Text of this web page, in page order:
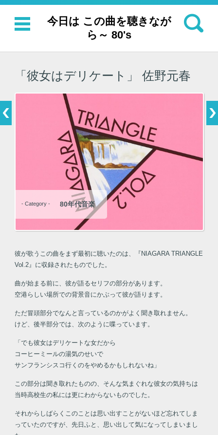
今日は この曲を聴きなが
ら～ 80's
検索:
コンテンツに移動
「彼女はデリケート」 佐野元春
- Category - 80年代音楽
彼が歌うこの曲をまず最初に聴いたのは、『NIAGARA TRIANGLE
Vol.2』に収録されたものでした。
曲が始まる前に、彼が語るセリフの部分があります。
空港らしい場所での背景音にかぶって彼が語ります。
ただ冒頭部分でなんと言っているのかがよく聞き取れません。
けど、後半部分では、次のように喋っています。
「でも彼女はデリケートな女だから
コーヒーミールの湯気のせいで
サンフランシスコ行くのをやめるかもしれないね」
この部分は聞き取れたものの、そんな気まぐれな彼女の気持ちは
当時高校生の私には更にわからないものでした。
それからしばらくこのことは思い出すことがないほど忘れてしま
っていたのですが、先日ふと、思い出して気になってしまいまし